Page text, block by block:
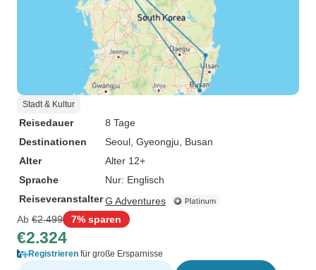
Stadt & Kultur
Reisedauer
8 Tage
Destinationen
Seoul , Gyeongju , Busan
Alter
Alter 12+
Sprache
Nur: Englisch
ReiseveranstalterG Adventures
Ab €2.499 7% sparen
€2.324
Registrieren für große Ersparnisse